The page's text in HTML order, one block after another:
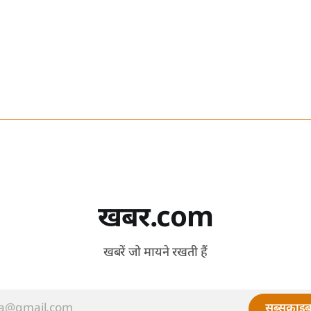
खबर.com
खबरें जो मायने रखती हैं